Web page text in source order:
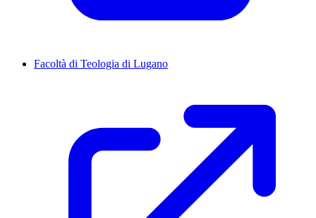
Facoltà di Teologia di Lugano